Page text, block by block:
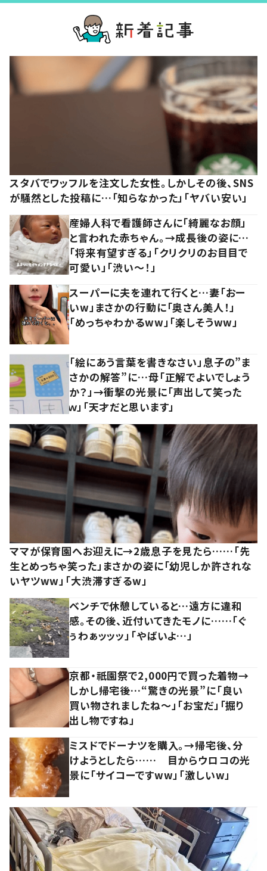
スタバでワッフルを注文した女性。しかしその後、SNS
が騒然とした投稿に…「知らなかった」「ヤバい安い」
産婦人科で看護師さんに「綺麗なお顔」
と言われた赤ちゃん。→成長後の姿に…
「将来有望すぎる」「クリクリのお目目で
可愛い」「渋い～！」
スーパーに夫を連れて行くと…妻「おー
いw」まさかの行動に「奥さん美人！」
「めっちゃわかるww」「楽しそうww」
「絵にあう言葉を書きなさい」息子の”ま
さかの解答”に…母「正解でよいでしょう
か？」→衝撃の光景に「声出して笑った
ｗ」「天才だと思います」
ママが保育園へお迎えに→2歳息子を見たら……「先
生とめっちゃ笑った」まさかの姿に「幼児しか許されな
いヤツww」「大渋滞すぎるw」
ベンチで休憩していると…遠方に違和
感。その後、近付いてきたモノに……「ぐ
ぅわぁッッッ」「やばいよ…」
京都・祇園祭で2,000円で買った着物→
しかし帰宅後…“驚きの光景”に「良い
買い物されましたね～」「お宝だ」「掘り
出し物ですね」
ミスドでドーナツを購入。→帰宅後、分
けようとしたら…… 目からウロコの光
景に「サイコーですww」「激しいw」